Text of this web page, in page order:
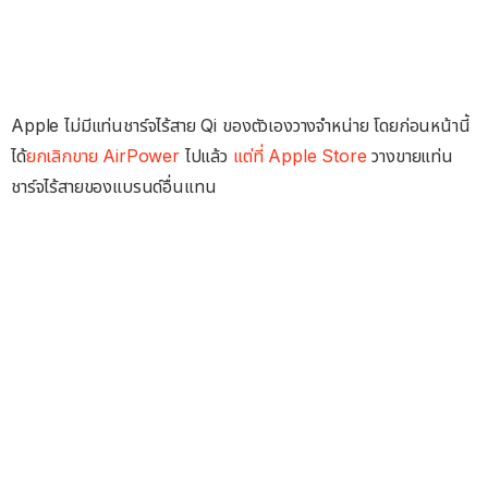
Apple ไม่มีแท่นชาร์จไร้สาย Qi ของตัวเองวางจำหน่าย โดยก่อนหน้านี้
ได้ยกเลิกขาย AirPowerไปแล้ว แต่ที่ Apple Store วางขายแท่น
ชาร์จไร้สายของแบรนด์อื่นแทน